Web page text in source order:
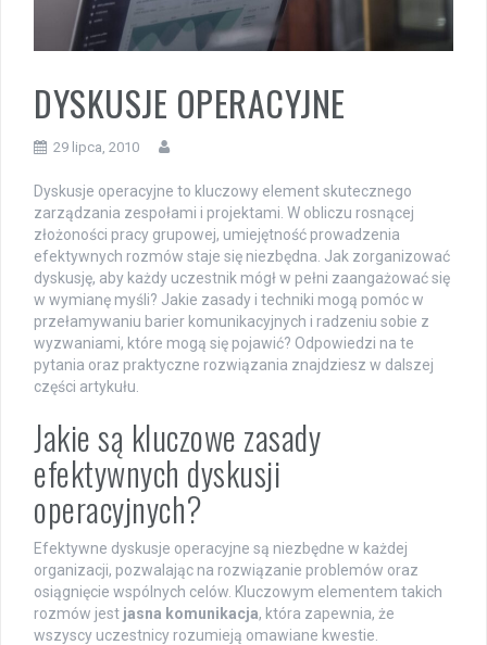
DYSKUSJE OPERACYJNE
29 lipca, 2010
Dyskusje operacyjne to kluczowy element skutecznego
zarządzania zespołami i projektami. W obliczu rosnącej
złożoności pracy grupowej, umiejętność prowadzenia
efektywnych rozmów staje się niezbędna. Jak zorganizować
dyskusję, aby każdy uczestnik mógł w pełni zaangażować się
w wymianę myśli? Jakie zasady i techniki mogą pomóc w
przełamywaniu barier komunikacyjnych i radzeniu sobie z
wyzwaniami, które mogą się pojawić? Odpowiedzi na te
pytania oraz praktyczne rozwiązania znajdziesz w dalszej
części artykułu.
Jakie są kluczowe zasady
efektywnych dyskusji
operacyjnych?
Efektywne dyskusje operacyjne są niezbędne w każdej
organizacji, pozwalając na rozwiązanie problemów oraz
osiągnięcie wspólnych celów. Kluczowym elementem takich
rozmów jest jasna komunikacja, która zapewnia, że
wszyscy uczestnicy rozumieją omawiane kwestie.